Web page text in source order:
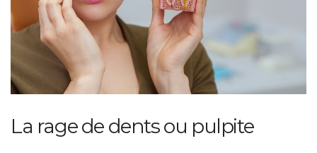
La rage de dents ou pulpite